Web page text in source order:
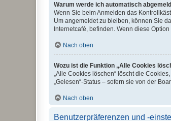
Warum werde ich automatisch
Wenn Sie beim Anmelden das
Um angemeldet zu bleiben, können Sie
Internetcafé, befinden. Wenn diese
Nach oben
Wozu ist die Funktion „Alle Cookies
„Alle Cookies löschen“ löscht die
„Gelesen“-Status – sofern sie von der
Nach oben
Benutzerpräferenzen und -